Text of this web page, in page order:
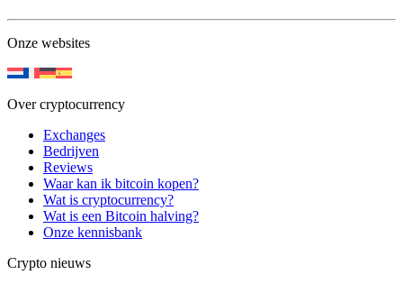
Onze websites
Over cryptocurrency
Exchanges
Bedrijven
Reviews
Waar kan ik bitcoin kopen?
Wat is cryptocurrency?
Wat is een Bitcoin halving?
Onze kennisbank
Crypto nieuws